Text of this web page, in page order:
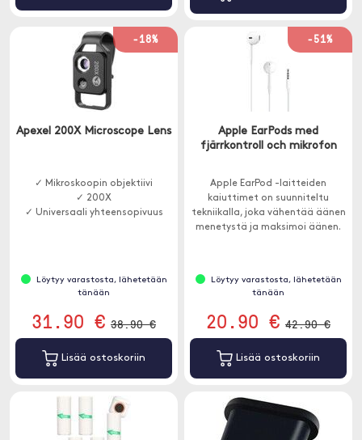
-18%
Apexel 200X Microscope Lens
✓ Mikroskoopin objektiivi
✓ 200X
✓ Universaali yhteensopivuus
Löytyy varastosta, lähetetään
tänään
31.90 € 38.90 €
Lisää ostoskoriin
-51%
Apple EarPods med
fjärrkontroll och mikrofon
Apple EarPod -laitteiden
kaiuttimet on suunniteltu
tekniikalla, joka vähentää äänen
menetystä ja maksimoi äänen.
Löytyy varastosta, lähetetään
tänään
20.90 € 42.90 €
Lisää ostoskoriin